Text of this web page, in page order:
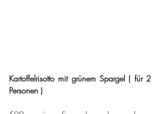
Kartoffelrisotto mit grünem Spargel ( für 2
Personen )